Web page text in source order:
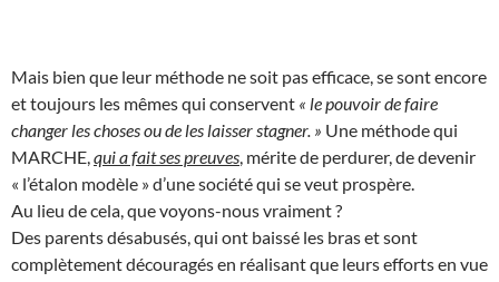
Mais bien que leur méthode ne soit pas efficace, se sont encore
et toujours les mêmes qui conservent « le pouvoir de faire
changer les choses ou de les laisser stagner. » Une méthode qui
MARCHE, qui a fait ses preuves , mérite de perdurer, de devenir
« l’étalon modèle » d’une société qui se veut prospère.
Au lieu de cela, que voyons-nous vraiment ?
Des parents désabusés, qui ont baissé les bras et sont
complètement découragés en réalisant que leurs efforts en vue